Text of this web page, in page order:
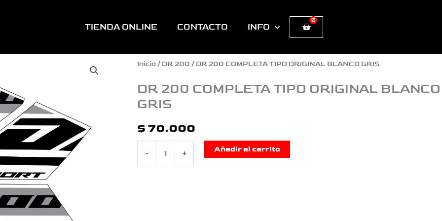
TIENDA ONLINE CONTACTO INFO
0
Cart
Inicio/ DR 200 / DR 200 COMPLETA TIPO ORIGINAL BLANCO GRIS
DR 200 COMPLETA TIPO ORIGINAL BLANCO
GRIS
$ 70.000
-
DR
200
COMPLETA
TIPO
BLANCO
+ Añadir al carrito